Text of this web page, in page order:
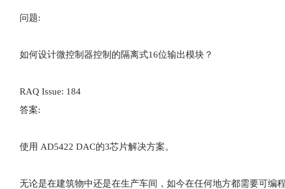
问题:
如何设计微控制器控制的隔离式16位输出模块？
RAQ Issue: 184
答案:
使用 AD5422 DAC的3芯片解决方案。
无论是在建筑物中还是在生产车间，如今在任何地方都需要可编